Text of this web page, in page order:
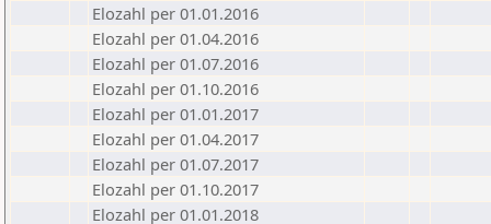
Elozahl per 01.01.2016
Elozahl per 01.04.2016
Elozahl per 01.07.2016
Elozahl per 01.10.2016
Elozahl per 01.01.2017
Elozahl per 01.04.2017
Elozahl per 01.07.2017
Elozahl per 01.10.2017
Elozahl per 01.01.2018